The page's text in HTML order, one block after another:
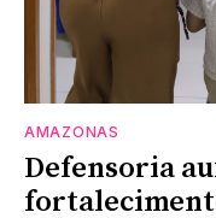
AMAZONAS
Defensoria